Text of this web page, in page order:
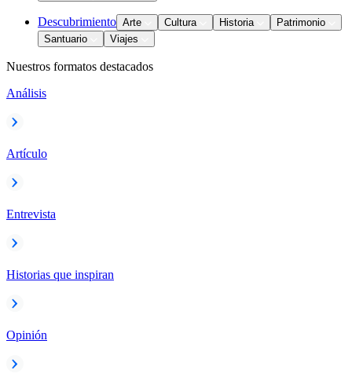
Descubrimiento Arte Cultura Historia
Patrimonio
Santuario
Viajes
Nuestros formatos destacados
Análisis
Artículo
Entrevista
Historias que inspiran
Opinión